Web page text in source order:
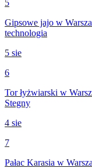
5
Gipsowe jajo w
technologia
5 sie
6
Tor łyżwiarski w
Stegny
4 sie
7
Pałac Karasia w